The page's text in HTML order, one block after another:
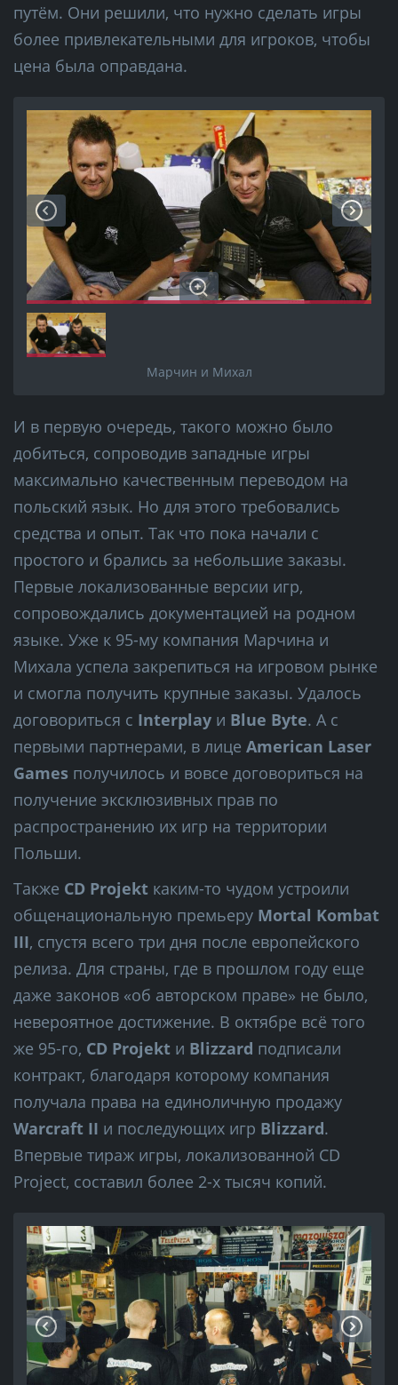
путём. Они решили, что нужно сделать игры
более привлекательными для игроков, чтобы
цена была оправдана.
Марчин и Михал
И в первую очередь, такого можно было
добиться, сопроводив западные игры
максимально качественным переводом на
польский язык. Но для этого требовались
средства и опыт. Так что пока начали с
простого и брались за небольшие заказы.
Первые локализованные версии игр,
сопровождались документацией на родном
языке. Уже к 95-му компания Марчина и
Михала успела закрепиться на игровом рынке
и смогла получить крупные заказы. Удалось
договориться с Interplay и Blue Byte. А с
первыми партнерами, в лице American Laser
Games получилось и вовсе договориться на
получение эксклюзивных прав по
распространению их игр на территории
Польши.
Также CD Projekt каким-то чудом устроили
общенациональную премьеру Mortal Kombat
III, спустя всего три дня после европейского
релиза. Для страны, где в прошлом году еще
даже законов «об авторском праве» не было,
невероятное достижение. В октябре всё того
же 95-го, CD Projekt и Blizzard подписали
контракт, благодаря которому компания
получала права на единоличную продажу
Warcraft II и последующих игр Blizzard.
Впервые тираж игры, локализованной CD
Project, составил более 2-х тысяч копий.